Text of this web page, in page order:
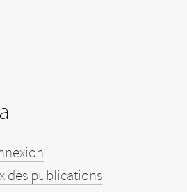
des publications